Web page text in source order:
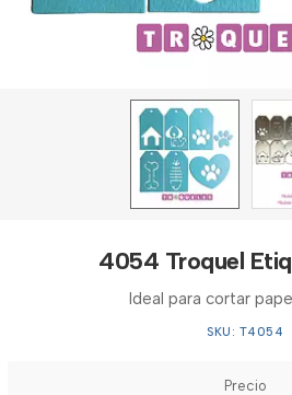
4054 Troquel
Ideal para cortar
SKU: T4054
Precio